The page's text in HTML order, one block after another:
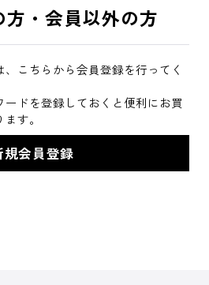
・会員以外の方
こちらから会員登録を行ってく
ードを登録しておくと便利にお買
す。